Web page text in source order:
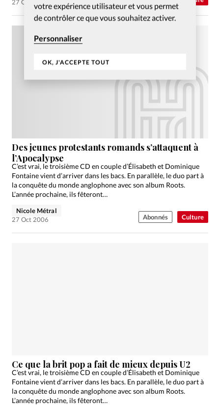
votre expérience utilisateur et vous permet
de contrôler ce que vous souhaitez activer.
Personnaliser
OK, J'ACCEPTE TOUT
27 Oct 2006
Culture
Des jeunes protestants romands s’attaquent à
l’Apocalypse
C’est vrai, le troisième CD en couple d’Élisabeth et Dominique
Fontaine vient d’arriver dans les bacs. En parallèle, le duo part à
la conquête du monde anglophone avec son album Roots.
L’année prochaine, ils fêteront…
Nicole Métral
27 Oct 2006
Abonnés
Ce que la brit pop a fait de mieux depuis U2
C’est vrai, le troisième CD en couple d’Élisabeth et Dominique
Fontaine vient d’arriver dans les bacs. En parallèle, le duo part à
la conquête du monde anglophone avec son album Roots.
L’année prochaine, ils fêteront…